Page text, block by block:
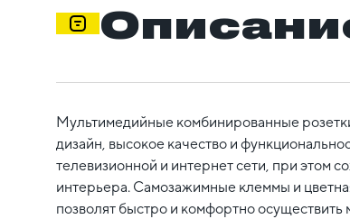
Мультимедийные комбинированные
дизайн, высокое качество и
телевизионной и интернет сети, при этом
интерьера. Самозажимные клеммы и
позволят быстро и комфортно